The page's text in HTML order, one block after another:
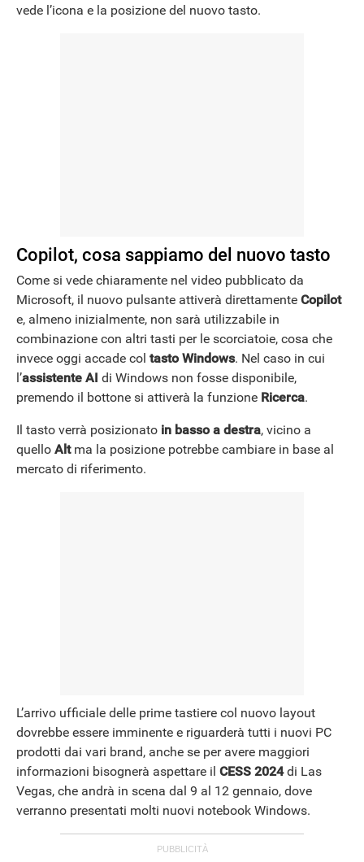
vede l’icona e la posizione del nuovo tasto.
Copilot, cosa sappiamo del nuovo tasto
Come si vede chiaramente nel video pubblicato da
Microsoft, il nuovo pulsante attiverà direttamente Copilot
e, almeno inizialmente, non sarà utilizzabile in
combinazione con altri tasti per le scorciatoie, cosa che
invece oggi accade col tasto Windows. Nel caso in cui
l’assistente AI di Windows non fosse disponibile,
premendo il bottone si attiverà la funzione Ricerca.
Il tasto verrà posizionato in basso a destra, vicino a
quello Altma la posizione potrebbe cambiare in base al
mercato di riferimento.
L’arrivo ufficiale delle prime tastiere col nuovo layout
dovrebbe essere imminente e riguarderà tutti i nuovi PC
prodotti dai vari brand, anche se per avere maggiori
informazioni bisognerà aspettare il CESS 2024di Las
Vegas, che andrà in scena dal 9 al 12 gennaio, dove
verranno presentati molti nuovi notebook Windows.